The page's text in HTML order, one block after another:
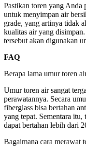
Pastikan toren yang Anda
untuk menyimpan air
grade, yang artinya tidak
kualitas air yang
tersebut akan digunakan
FAQ
Berapa lama umur toren
Umur toren air sangat
perawatannya. Secara
fiberglass bisa bertahan
yang tepat. Sementara itu,
dapat bertahan lebih dari
Bagaimana cara merawat